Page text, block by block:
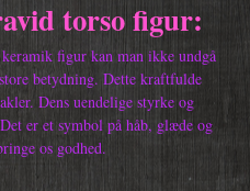
torso figur:
figur kan man ikke undgå
betydning. Dette kraftfulde
Dens uendelige styrke og
er et symbol på håb, glæde og
os godhed.